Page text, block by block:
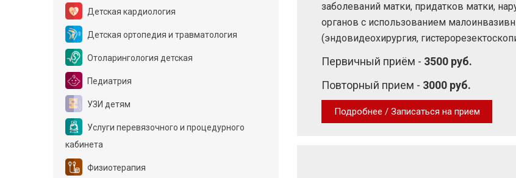
Детская кардиология
Детская ортопедия и травматология
Отоларингология детская
Педиатрия
УЗИ детям
Услуги перевязочного и процедурного
кабинета
Физиотерапия
заболеваний матки, придатков матки,
органов с использованием
(эндовидеохирургия,
Первичный приём - 3500 руб.
Повторный прием - 3000 руб.
Подробнее / Записаться на прием